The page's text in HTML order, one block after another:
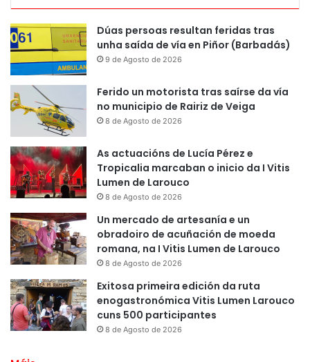
Dúas persoas resultan feridas tras
unha saída de vía en Piñor (Barbadás)
9 de Agosto de 2026
Ferido un motorista tras saírse da vía
no municipio de Rairiz de Veiga
8 de Agosto de 2026
As actuacións de Lucía Pérez e
Tropicalia marcaban o inicio da I Vitis
Lumen de Larouco
8 de Agosto de 2026
Un mercado de artesanía e un
obradoiro de acuñación de moeda
romana, na I Vitis Lumen de Larouco
8 de Agosto de 2026
Exitosa primeira edición da ruta
enogastronómica Vitis Lumen Larouco
cuns 500 participantes
8 de Agosto de 2026